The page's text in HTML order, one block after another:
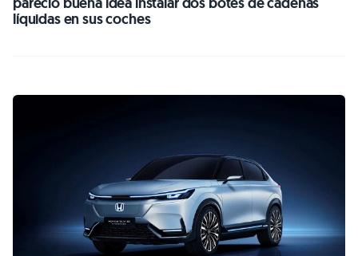
líquidas en sus coches